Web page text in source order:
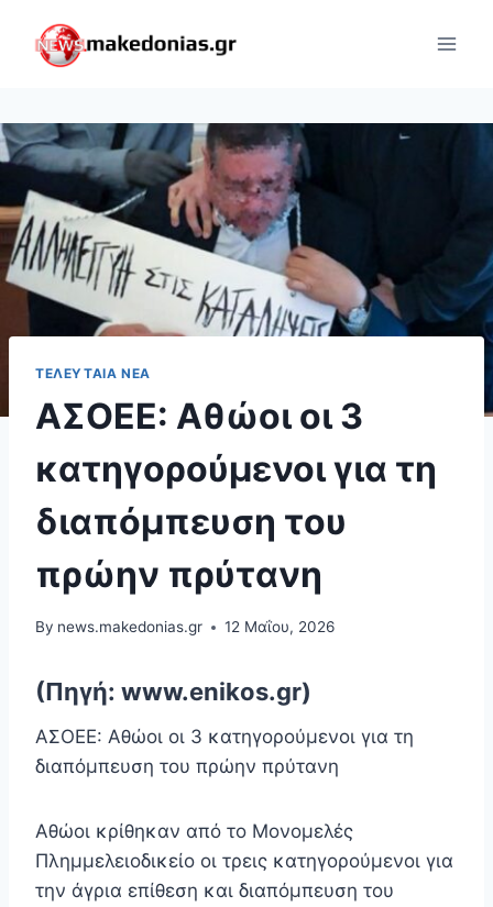
content
ΤΕΛΕΥΤΑΊΑ ΝΈΑ
ΑΣΟΕΕ: Αθώοι οι 3
κατηγορούμενοι για τη
διαπόμπευση του
πρώην πρύτανη
By news.makedonias.gr 12 Μαΐου, 2026
(Πηγή: www.enikos.gr)
ΑΣΟΕΕ: Αθώοι οι 3 κατηγορούμενοι για τη
διαπόμπευση του πρώην πρύτανη
Αθώοι κρίθηκαν από το Μονομελές
Πλημμελειοδικείο οι τρεις κατηγορούμενοι για
την άγρια επίθεση και διαπόμπευση του